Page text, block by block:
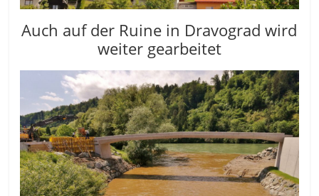
Auch auf der Ruine in Dravograd wird
weiter gearbeitet